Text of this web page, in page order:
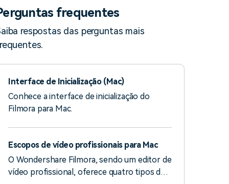
frequentes
respostas das perguntas mais
Interface de Inicialização (Mac)
Conhece a interface de inicialização do
Filmora para Mac.
Escopos de vídeo profissionais para Mac
O Wondershare Filmora, sendo um editor de
vídeo profissional, oferece quatro tipos de